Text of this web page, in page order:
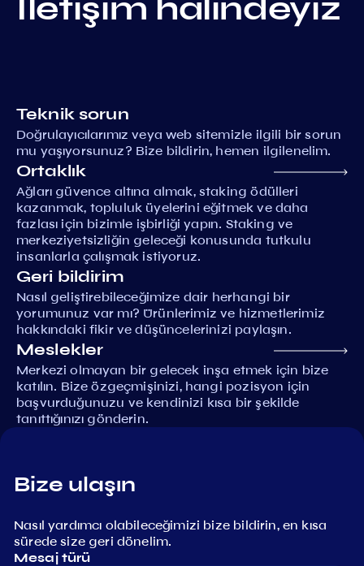
Teknik sorun
Doğrulayıcılarımız veya web sitemizle ilgili bir sorun
mu yaşıyorsunuz? Bize bildirin, hemen ilgilenelim.
Ortaklık
Ağları güvence altına almak, staking ödülleri
kazanmak, topluluk üyelerini eğitmek ve daha
fazlası için bizimle işbirliği yapın. Staking ve
merkeziyetsizliğin geleceği konusunda tutkulu
insanlarla çalışmak istiyoruz.
Geri bildirim
Nasıl geliştirebileceğimize dair herhangi bir
yorumunuz var mı? Ürünlerimiz ve hizmetlerimiz
hakkındaki fikir ve düşüncelerinizi paylaşın.
Meslekler
Merkezi olmayan bir gelecek inşa etmek için bize
katılın. Bize özgeçmişinizi, hangi pozisyon için
başvurduğunuzu ve kendinizi kısa bir şekilde
tanıttığınızı gönderin.
Bize ulaşın
Nasıl yardımcı olabileceğimizi bize bildirin, en kısa
sürede size geri dönelim.
Mesaj türü